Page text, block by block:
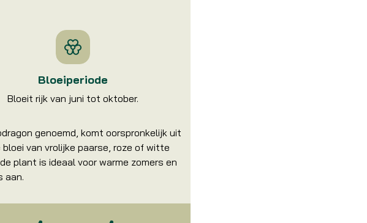
Bloeiperiode
Bloeit rijk van juni tot oktober.
genoemd, komt oorspronkelijk uit
van vrolijke paarse, roze of witte
plant is ideaal voor warme zomers en
aan.